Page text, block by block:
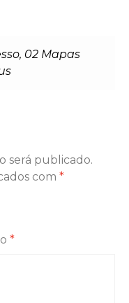
, 02 Mapas
será publicado.
com *
*